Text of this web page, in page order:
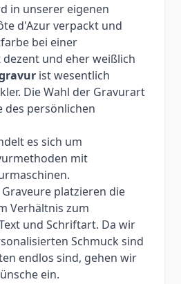
in unserer eigenen
d'Azur verpackt und
bei einer
dezent und eher weißlich
ist wesentlich
Die Wahl der Gravurart
des persönlichen
es sich um
mit
platzieren die
Verhältnis zum
und Schriftart. Da wir
Schmuck sind
endlos sind, gehen wir
ein.